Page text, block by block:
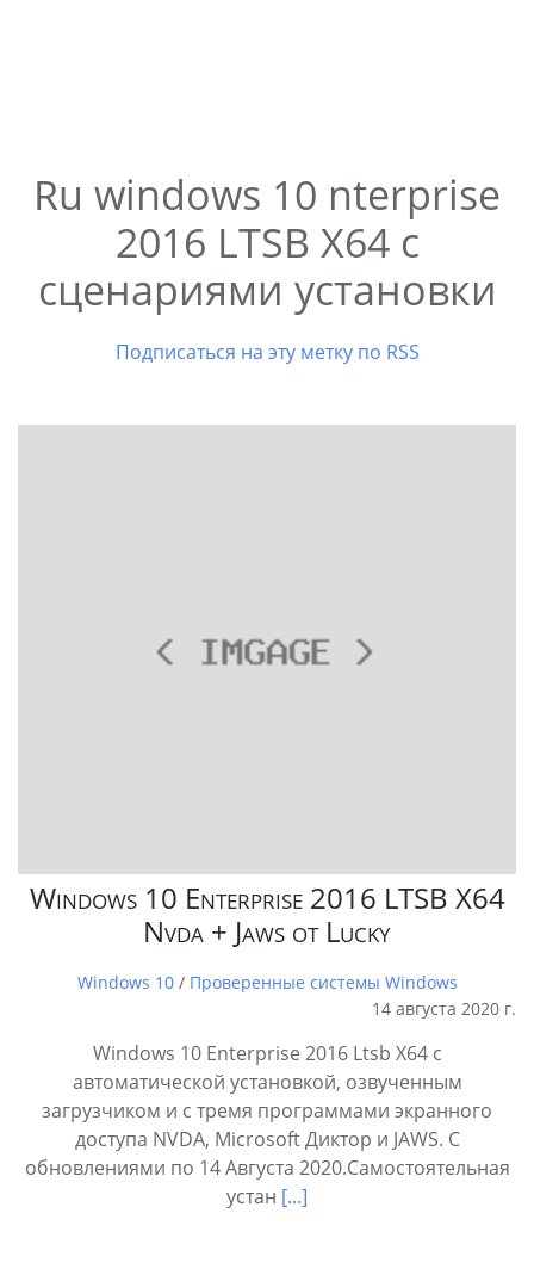
Ru windows 10 nterprise
2016 LTSB X64 с
сценариями установки
Подписаться на эту метку по RSS
Windows 10 Enterprise 2016 LTSB X64
Nvda + Jaws от Lucky
Windows 10/ Проверенные системы Windows
14 августа 2020 г.
Windows 10 Enterprise 2016 Ltsb X64 с
автоматической установкой, озвученным
загрузчиком и с тремя программами экранного
доступа NVDA, Microsoft Диктор и JAWS. С
обновлениями по 14 Августа 2020.Самостоятельная
устан [...]